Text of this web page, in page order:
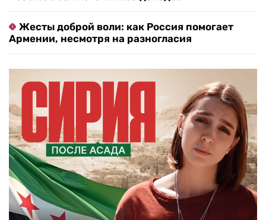
Жесты доброй воли: как Россия помогает
Армении, несмотря на разногласия